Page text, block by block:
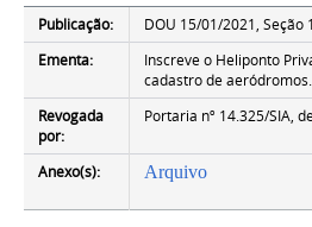
Publicação:
DOU 15/01/2021, Seção
Ementa:
Inscreve o Heliponto
cadastro de aeródromos.
Revogada
por:
Portaria nº 14.325/SIA,
Anexo(s): Arquivo